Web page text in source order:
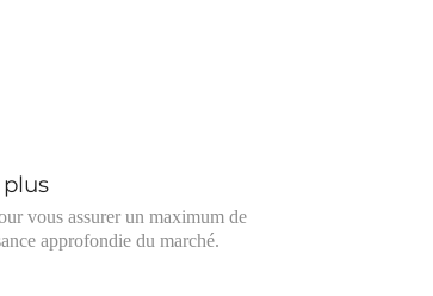
plus
vous assurer un maximum de
approfondie du marché.